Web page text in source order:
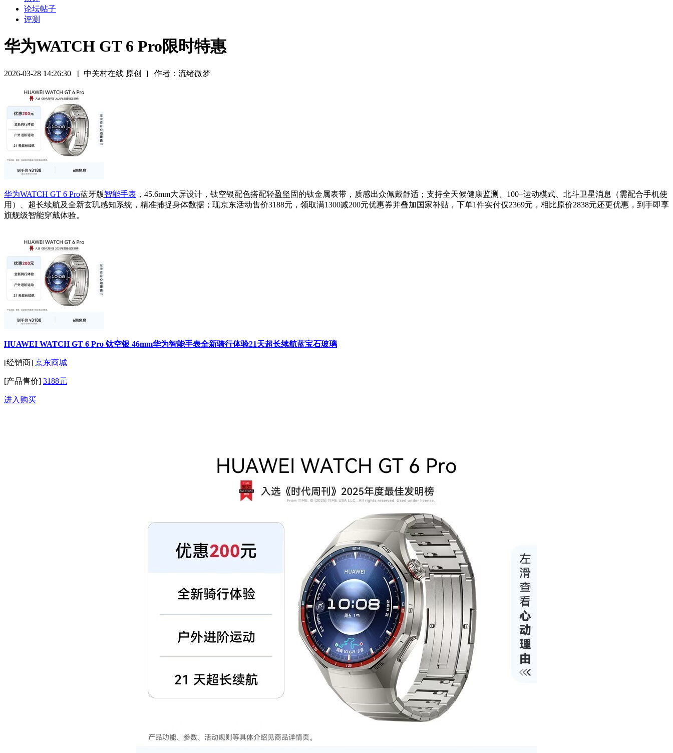
论坛帖子
评测
华为WATCH GT 6 Pro限时特惠
2026-03-28 14:26:30 [ 中关村在线 原创 ] 作者：流绪微梦
华为WATCH GT 6 Pro蓝牙版智能手表 ，45.6mm大屏设计，钛空银配色搭配轻盈坚固的钛金属表带，质感出众佩戴舒适；支持全天候健康监测、100+运动模式、北斗卫星消息（需配合手机使
用）、超长续航及全新玄玑感知系统，精准捕捉身体数据；现京东活动售价3188元，领取满1300减200元优惠券并叠加国家补贴，下单1件实付仅2369元，相比原价2838元还更优惠，到手即享
旗舰级智能穿戴体验。
HUAWEI WATCH GT 6 Pro 钛空银 46mm华为智能手表全新骑行体验21天超长续航蓝宝石玻璃
[经销商] 京东商城
[产品售价] 3188元
进入购买